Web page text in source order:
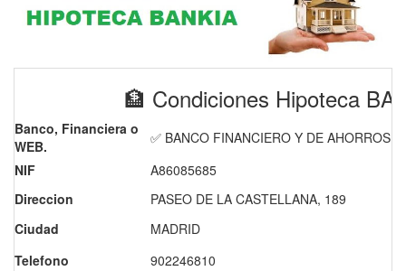
🏦 Condiciones Hipoteca
Banco, Financiera o
WEB.
✅ BANCO FINANCIERO Y DE AHORROS
NIF
A86085685
Direccion
PASEO DE LA CASTELLANA, 189
Ciudad
MADRID
Telefono
902246810